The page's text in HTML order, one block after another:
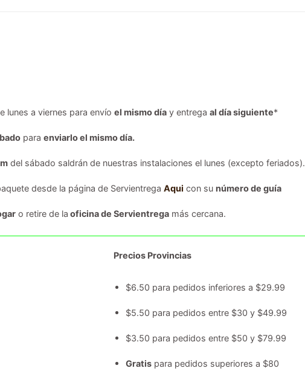
lunes a viernes para envío el mismo díay entrega al día siguiente*
para enviarlo el mismo día.
del sábado saldrán de nuestras instalaciones el lunes (excepto feriados).
desde la página de Servientrega Aqui con su número de guía
o retire de la oficina de Servientregamás cercana.
Precios Provincias
$6.50 para pedidos inferiores a $29.99
$5.50 para pedidos entre $30 y $49.99
$3.50 para pedidos entre $50 y $79.99
Gratispara pedidos superiores a $80